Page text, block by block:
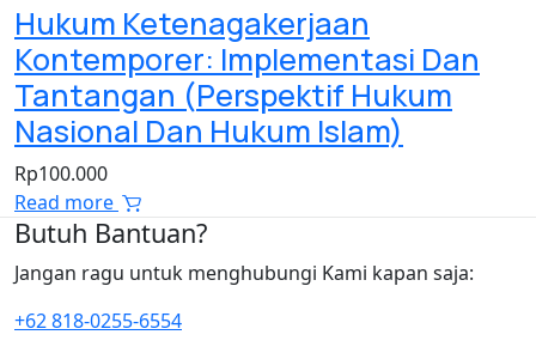
Hukum Ketenagakerjaan
Kontemporer: Implementasi Dan
Tantangan (Perspektif Hukum
Nasional Dan Hukum Islam)
Rp100.000
Read more
Butuh Bantuan?
Jangan ragu untuk menghubungi Kami kapan saja:
+62 818-0255-6554